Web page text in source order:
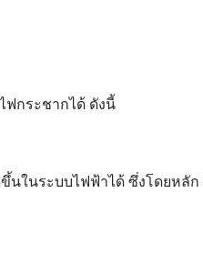
ฟกระชากได้ ดังนี้
นระบบไฟฟ้าได้ ซึ่งโดยหลัก ๆ